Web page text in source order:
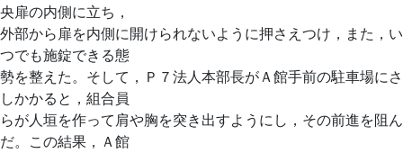
央扉の内側に立ち，
外部から扉を内側に開けられないように押さえつけ，また，い
つでも施錠できる態
勢を整えた。そして，Ｐ７法人本部長がＡ館手前の駐車場にさ
しかかると，組合員
らが人垣を作って肩や胸を突き出すようにし，その前進を阻ん
だ。この結果，Ａ館